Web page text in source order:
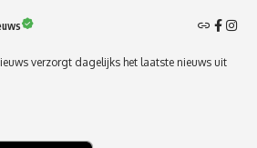
verzorgt dagelijks het laatste nieuws uit